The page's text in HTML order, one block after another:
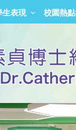
生表現 校園熱點